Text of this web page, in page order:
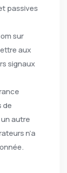
passives
sur
aux
signaux
de
autre
n’a